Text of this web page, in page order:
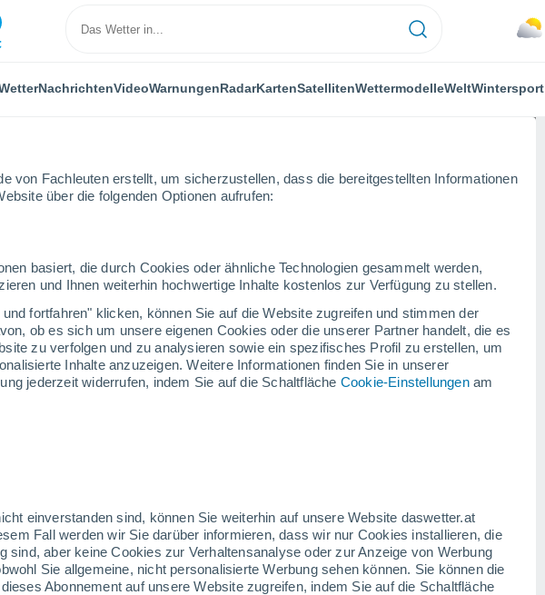
von Fachleuten erstellt, um sicherzustellen, dass die bereitgestellten Informationen
über die folgenden Optionen aufrufen:
basiert, die durch Cookies oder ähnliche Technologien gesammelt werden,
und Ihnen weiterhin hochwertige Inhalte kostenlos zur Verfügung zu stellen.
fortfahren" klicken, können Sie auf die Website zugreifen und stimmen der
ob es sich um unsere eigenen Cookies oder die unserer Partner handelt, die es
zu verfolgen und zu analysieren sowie ein spezifisches Profil zu erstellen, um
Inhalte anzuzeigen. Weitere Informationen finden Sie in unserer
jederzeit widerrufen, indem Sie auf die Schaltfläche Cookie-Einstellungenam
einverstanden sind, können Sie weiterhin auf unsere Website daswetter.at
Fall werden wir Sie darüber informieren, dass wir nur Cookies installieren, die
sind, aber keine Cookies zur Verhaltensanalyse oder zur Anzeige von Werbung
Sie allgemeine, nicht personalisierte Werbung sehen können. Sie können die
Abonnement auf unsere Website zugreifen, indem Sie auf die Schaltfläche
NachrichtenVideoWarnungenRadarKartenSatellitenWettermodelleWeltWintersport
Santiago
Symbole
12°
4°
Curacaví
11°
5°